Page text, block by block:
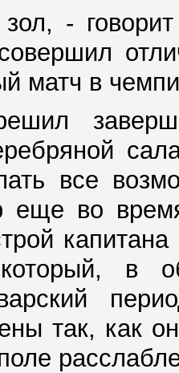
-
матч в
все
еще во
в
так, как